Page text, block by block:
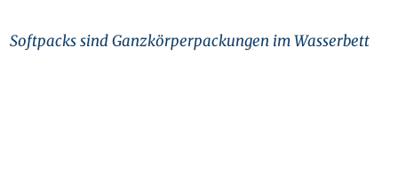
Softpacks sind Ganzkörperpackungen im Wasserbett